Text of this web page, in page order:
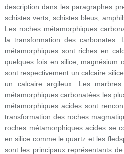
description dans les paragraphes
schistes verts, schistes bleus,
Les roches métamorphiques
la transformation des carbonates.
métamorphiques sont riches en
quelques fois en silice, magnésium
sont respectivement un calcaire
un calcaire argileux. Les
métamorphiques carbonatées les
métamorphiques acides sont
transformation des roches
roches métamorphiques acides se
en silice comme le quartz et les
sont les principaux représentants